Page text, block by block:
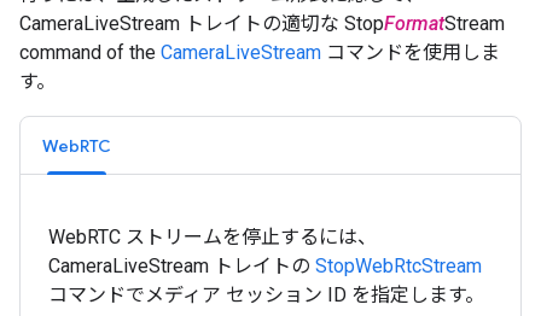
CameraLiveStream トレイトの適切な StopFormatStream
command of the CameraLiveStream コマンドを使用しま
す。
WebRTC
WebRTC ストリームを停止するには、
CameraLiveStream トレイトの StopWebRtcStream
コマンドでメディア セッション ID を指定します。